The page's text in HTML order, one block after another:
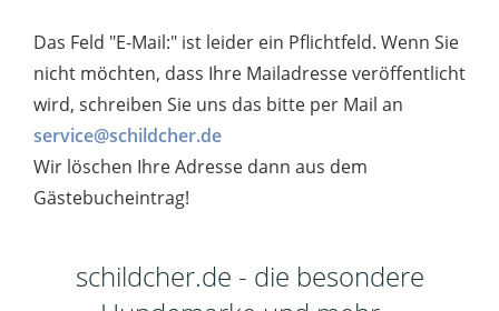
Das Feld "E-Mail:" ist leider ein Pflichtfeld. Wenn Sie
nicht möchten, dass Ihre Mailadresse veröffentlicht
wird, schreiben Sie uns das bitte per Mail an
service@schildcher.de
Wir löschen Ihre Adresse dann aus dem
Gästebucheintrag!
schildcher.de - die besondere